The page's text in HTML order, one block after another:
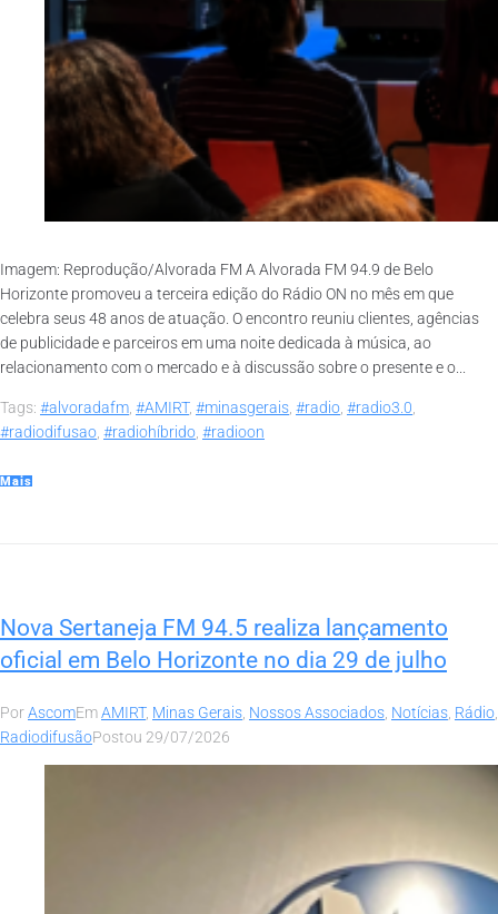
Imagem: Reprodução/Alvorada FM A Alvorada FM 94.9 de Belo
Horizonte promoveu a terceira edição do Rádio ON no mês em que
celebra seus 48 anos de atuação. O encontro reuniu clientes, agências
de publicidade e parceiros em uma noite dedicada à música, ao
relacionamento com o mercado e à discussão sobre o presente e o...
Tags: #alvoradafm, #AMIRT, #minasgerais, #radio, #radio3.0,
#radiodifusao, #radiohíbrido, #radioon
Mais
Nova Sertaneja FM 94.5 realiza lançamento
oficial em Belo Horizonte no dia 29 de julho
PorAscomEmAMIRT, Minas Gerais, Nossos Associados, Notícias, Rádio,
RadiodifusãoPostou 29/07/2026